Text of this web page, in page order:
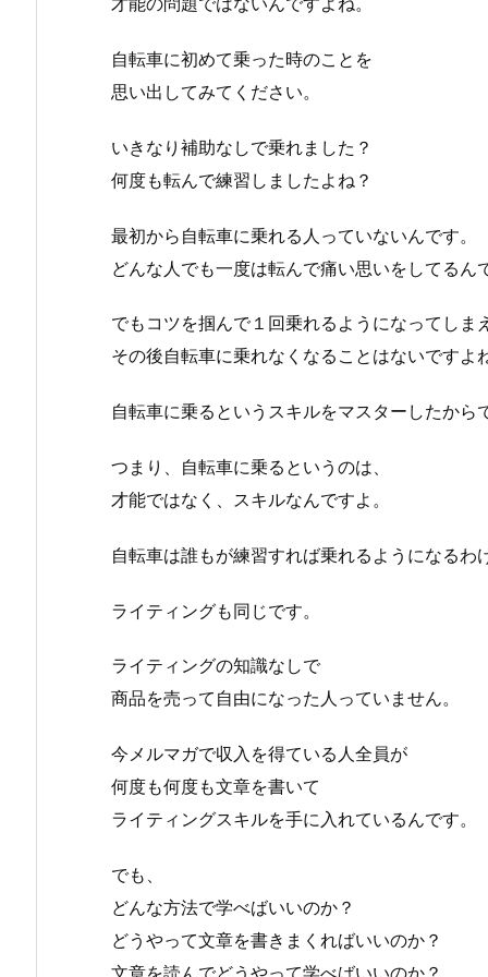
自転車に初めて乗った時のことを
思い出してみてください。
いきなり補助なしで乗れました？
何度も転んで練習しましたよね？
最初から自転車に乗れる人っていないんです。
どんな人でも一度は転んで痛い思いをしてるん
でもコツを掴んで１回乗れるようになってしま
その後自転車に乗れなくなることはないですよ
自転車に乗るというスキルをマスターしたから
つまり、自転車に乗るというのは、
才能ではなく、スキルなんですよ。
自転車は誰もが練習すれば乗れるようになるわ
ライティングも同じです。
ライティングの知識なしで
商品を売って自由になった人っていません。
今メルマガで収入を得ている人全員が
何度も何度も文章を書いて
ライティングスキルを手に入れているんです。
でも、
どんな方法で学べばいいのか？
どうやって文章を書きまくればいいのか？
文章を読んでどうやって学べばいいのか？